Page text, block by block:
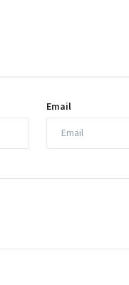
Email